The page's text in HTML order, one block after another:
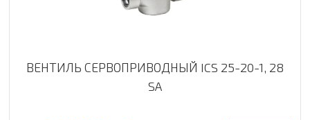
ВЕНТИЛЬ СЕРВОПРИВОДНЫЙ ICS 25-20-1, 28
SA